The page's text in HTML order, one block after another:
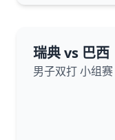
瑞典 vs 巴西
男子双打 小组赛